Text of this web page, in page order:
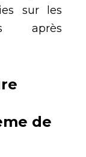
sur les
après
me de